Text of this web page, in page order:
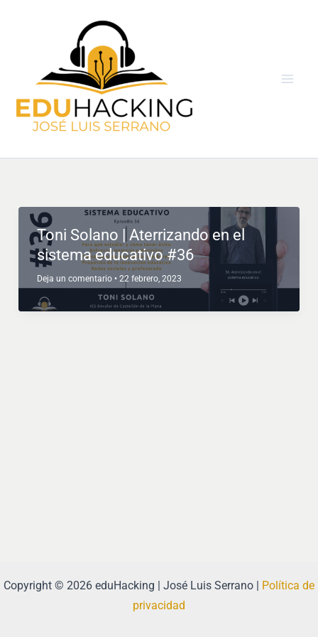
Toni Solano | Aterrizando en el
sistema educativo #36
Deja un comentario • 22 febrero, 2023
Copyright © 2026 eduHacking | José Luis Serrano | Política de
privacidad